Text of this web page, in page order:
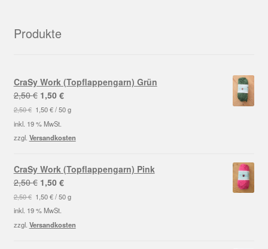
Produkte
CraSy Work (Topflappengarn) Grün
2,50€ Ursprünglicher
Preis
war:
2,50 €
1,50 €Aktueller
Preis
1,50 €.
2,50€ 1,50€/50 g
inkl. 19 % MwSt.
zzgl. Versandkosten
CraSy Work (Topflappengarn) Pink
2,50€ Ursprünglicher
Preis
war:
2,50 €
1,50 €Aktueller
Preis
1,50 €.
2,50€ 1,50€/50 g
inkl. 19 % MwSt.
zzgl. Versandkosten